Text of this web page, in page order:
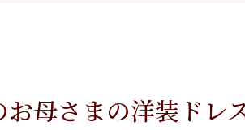
お母さまの洋装ド